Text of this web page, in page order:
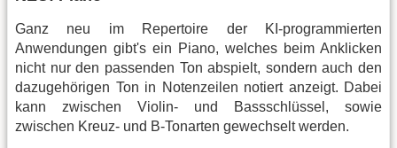
Ganz neu im Repertoire der KI-programmierten
Anwendungen gibt's ein Piano, welches beim Anklicken
nicht nur den passenden Ton abspielt, sondern auch den
dazugehörigen Ton in Notenzeilen notiert anzeigt. Dabei
kann zwischen Violin- und Bassschlüssel, sowie
zwischen Kreuz- und B-Tonarten gewechselt werden.